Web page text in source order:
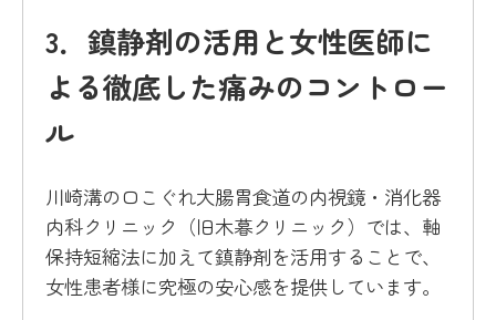
3．鎮静剤の活用と女性医師に
よる徹底した痛みのコントロー
ル
川崎溝の口こぐれ大腸胃食道の内視鏡・消化器
内科クリニック（旧木暮クリニック）では、軸
保持短縮法に加えて鎮静剤を活用することで、
女性患者様に究極の安心感を提供しています。